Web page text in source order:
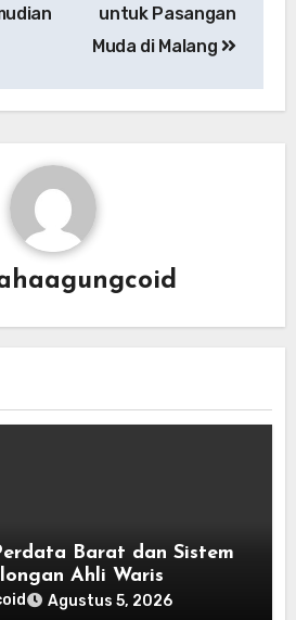
untuk Pasangan
Muda di Malang
Barat dan Sistem
Ahli Waris
Agustus 5, 2026